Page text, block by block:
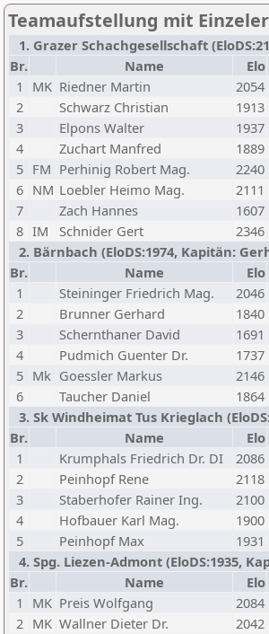
Teamaufstellung mit
1. Grazer Schachgesellschaft
Br.
Name Elo
1
MK Riedner Martin 2054
2
Schwarz Christian 1913
3
Elpons Walter 1937
4
Zuchart Manfred 1889
5 FM Perhinig Robert Mag. 2240
6 NM Loebler Heimo Mag. 2111
7
Zach Hannes 1607
8 IM Schnider Gert 2346
2. Bärnbach (EloDS:1974, Kapitän:
Br.
Name Elo
1
Steininger Friedrich Mag. 2046
2
Brunner Gerhard 1840
3
Schernthaner David 1691
4
Pudmich Guenter Dr. 1737
5 Mk Goessler Markus 2146
6
Taucher Daniel 1864
3. Sk Windheimat Tus Krieglach
Br.
Name Elo
1
Krumphals Friedrich Dr. DI 2086
2
Peinhopf Rene 2118
3
Staberhofer Rainer Ing. 2100
4
Hofbauer Karl Mag. 1900
5
Peinhopf Max 1931
4. Spg. Liezen-Admont (EloDS:1935,
Br.
Name Elo
1
MK Preis Wolfgang 2084
2 MK Wallner Dieter Dr. 2042